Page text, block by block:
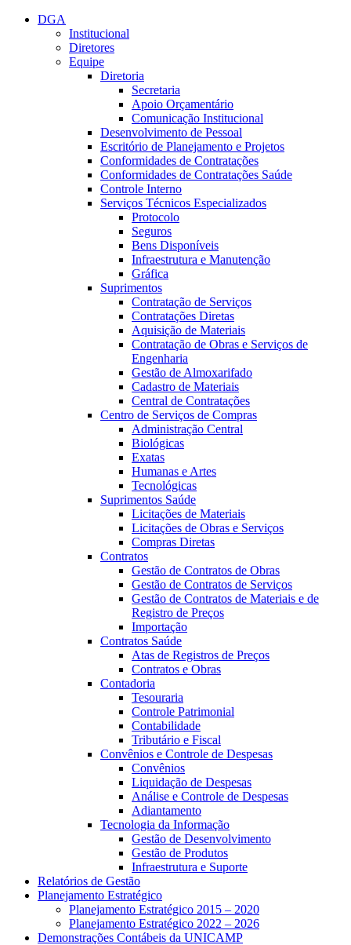
Conteúdo principal
DGA
Institucional
Diretores
Equipe
Diretoria
Secretaria
Apoio Orçamentário
Comunicação Institucional
Desenvolvimento de Pessoal
Escritório de Planejamento e Projetos
Conformidades de Contratações
Conformidades de Contratações Saúde
Controle Interno
Serviços Técnicos Especializados
Protocolo
Seguros
Bens Disponíveis
Infraestrutura e Manutenção
Gráfica
Suprimentos
Contratação de Serviços
Contratações Diretas
Aquisição de Materiais
Contratação de Obras e Serviços de
Engenharia
Gestão de Almoxarifado
Cadastro de Materiais
Central de Contratações
Centro de Serviços de Compras
Administração Central
Biológicas
Exatas
Humanas e Artes
Tecnológicas
Suprimentos Saúde
Licitações de Materiais
Licitações de Obras e Serviços
Compras Diretas
Contratos
Gestão de Contratos de Obras
Gestão de Contratos de Serviços
Gestão de Contratos de Materiais e de
Registro de Preços
Importação
Contratos Saúde
Atas de Registros de Preços
Contratos e Obras
Contadoria
Tesouraria
Controle Patrimonial
Contabilidade
Tributário e Fiscal
Convênios e Controle de Despesas
Convênios
Liquidação de Despesas
Análise e Controle de Despesas
Adiantamento
Tecnologia da Informação
Gestão de Desenvolvimento
Gestão de Produtos
Infraestrutura e Suporte
Relatórios de Gestão
Planejamento Estratégico
Planejamento Estratégico 2015 – 2020
Planejamento Estratégico 2022 – 2026
Demonstrações Contábeis da UNICAMP